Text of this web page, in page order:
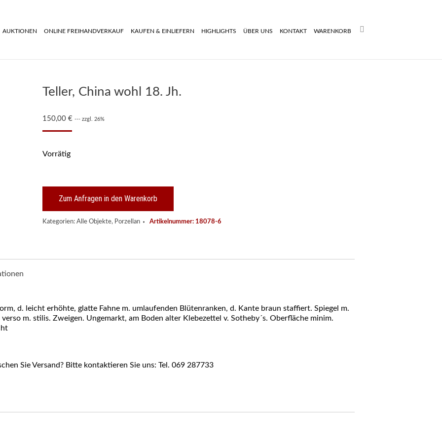
AUKTIONEN ONLINE FREIHANDVERKAUF KAUFEN & EINLIEFERN HIGHLIGHTS ÜBER UNS KONTAKT WARENKORB Search:
Teller, China wohl 18. Jh.
150,00 € --- zzgl. 26%
Vorrätig
Zum Anfragen in den Warenkorb
Kategorien: Alle Objekte, Porzellan Artikelnummer: 18078-6
d. leicht erhöhte, glatte Fahne m. umlaufenden Blütenranken, d. Kante braun staffiert. Spiegel m.
m. stilis. Zweigen. Ungemarkt, am Boden alter Klebezettel v. Sotheby´s. Oberfläche minim.
Sie Versand? Bitte kontaktieren Sie uns: Tel. 069 287733